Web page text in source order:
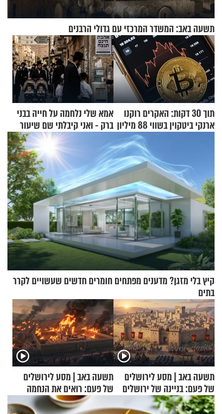
תשעה באב: המשדר המרכזי עם גדולי הרבנים
תוך 30 דקות: האקרים רוקנו
ארנקי ביטקוין בשווי 88 מיליון
אמא שלי נלחמה על חייה בבני
ברק - ואני קיבלתי שם שיעור
קיץ בלי מזגן? מדענים מפתחים חומרים חדשים שעשויים לקרר
בתים
תשעה באב | מסע לירושלים
של פעם: בניינה של ירושלים
תשעה באב | מסע לירושלים
של פעם: רואים את הנחמה